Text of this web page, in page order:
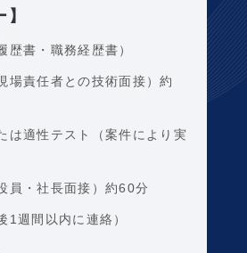
歴書・職務経歴書）
場責任者との技術面接）約
は適性テスト（案件により実
員・社長面接）約60分
1週間以内に連絡）